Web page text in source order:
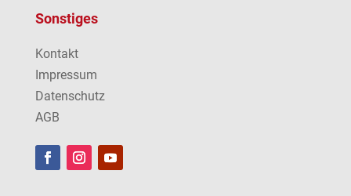
Sonstiges
Kontakt
Impressum
Datenschutz
AGB